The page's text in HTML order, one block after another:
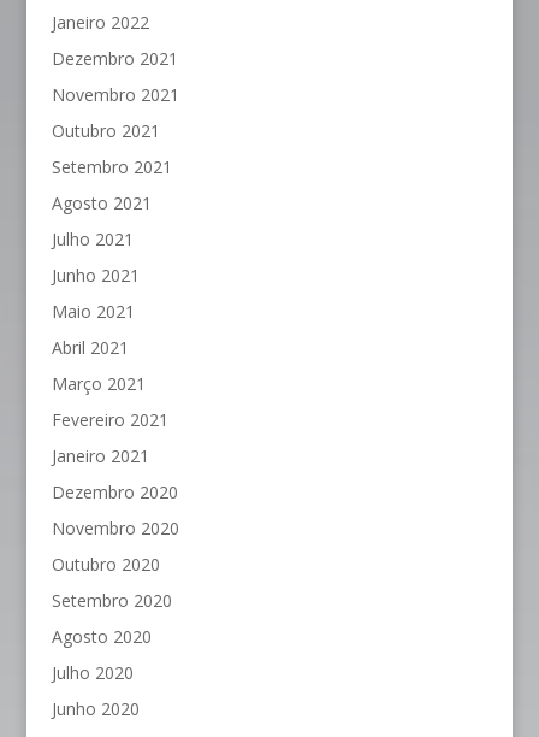
Janeiro 2022
Dezembro 2021
Novembro 2021
Outubro 2021
Setembro 2021
Agosto 2021
Julho 2021
Junho 2021
Maio 2021
Abril 2021
Março 2021
Fevereiro 2021
Janeiro 2021
Dezembro 2020
Novembro 2020
Outubro 2020
Setembro 2020
Agosto 2020
Julho 2020
Junho 2020